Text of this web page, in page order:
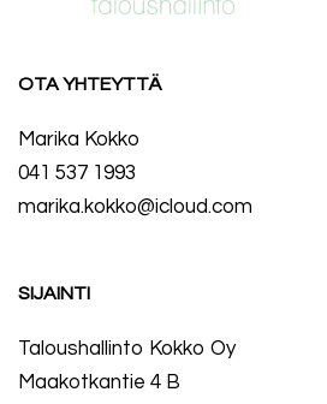
OTA YHTEYTTÄ
Marika Kokko
041 537 1993
marika.kokko@icloud.com
SIJAINTI
Taloushallinto Kokko Oy
Maakotkantie 4 B